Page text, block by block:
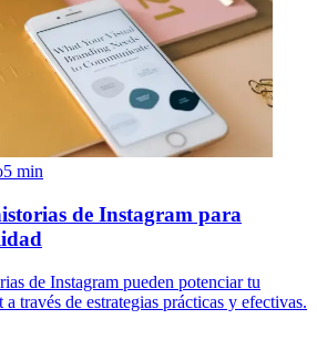
5 min
de Instagram para
de Instagram pueden potenciar tu
través de estrategias prácticas y efectivas.